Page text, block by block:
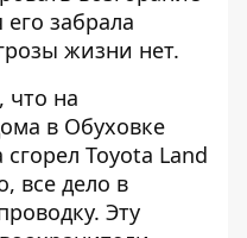
забрала
жизни нет.
что на
в Обуховке
Toyota Land
все дело в
Эту